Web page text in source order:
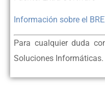
Información sobre el
Para cualquier duda
Soluciones Informáticas.